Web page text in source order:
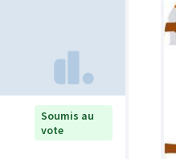
Soumis au
vote